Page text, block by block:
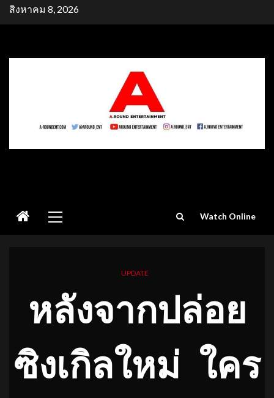
Skipสิงหาคม 8, 2026
Menu
Watch Online
UPDATE
หลังจากปล่อย
ซิงเกิลใหม่ ใคร